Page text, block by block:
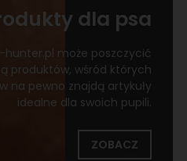
dla psa
może poszczycić
produktów, wśród których
na pewno znajdą artykuły
idealne dla swoich pupili.
ZOBACZ